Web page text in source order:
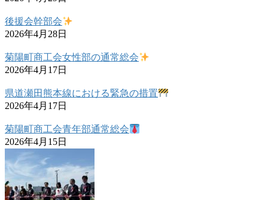
後援会幹部会
2026年4月28日
菊陽町商工会女性部の通常総会
2026年4月17日
県道瀬田熊本線における緊急の措置
2026年4月17日
菊陽町商工会青年部通常総会
2026年4月15日